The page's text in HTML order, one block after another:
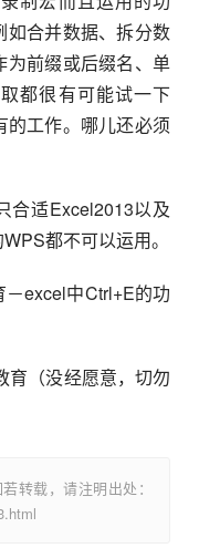
如合并数据、拆分数
为前缀或后缀名、单
都很有可能试一下
的工作。哪儿还必须
合适Excel2013以及
都不可以运用。
excel中Ctrl+E的功
育（没经愿意，切勿
转载，请注明出处：